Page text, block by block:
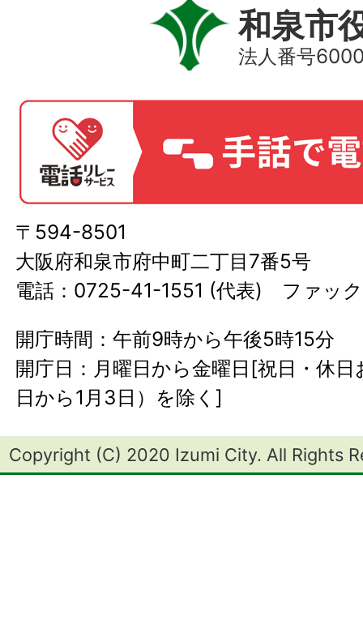
和泉市
法人番号
〒594-8501
大阪府和泉市府中町二丁目7番5号
電話：0725-41-1551 (代表) ファッ
開庁時間：午前9時から午後5時15分
開庁日：月曜日から金曜日[祝日・休
日から1月3日）を除く]
Copyright (C) 2020 Izumi City. All Rights